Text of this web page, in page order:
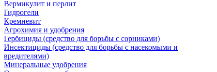
Вермикулит и перлит
Гидрогели
Кремневит
Агрохимия и удобрения
Гербициды (средство для борьбы с сорниками)
Инсектициды (средство для борьбы с насекомыми и
вредителями)
Минеральные удобрения